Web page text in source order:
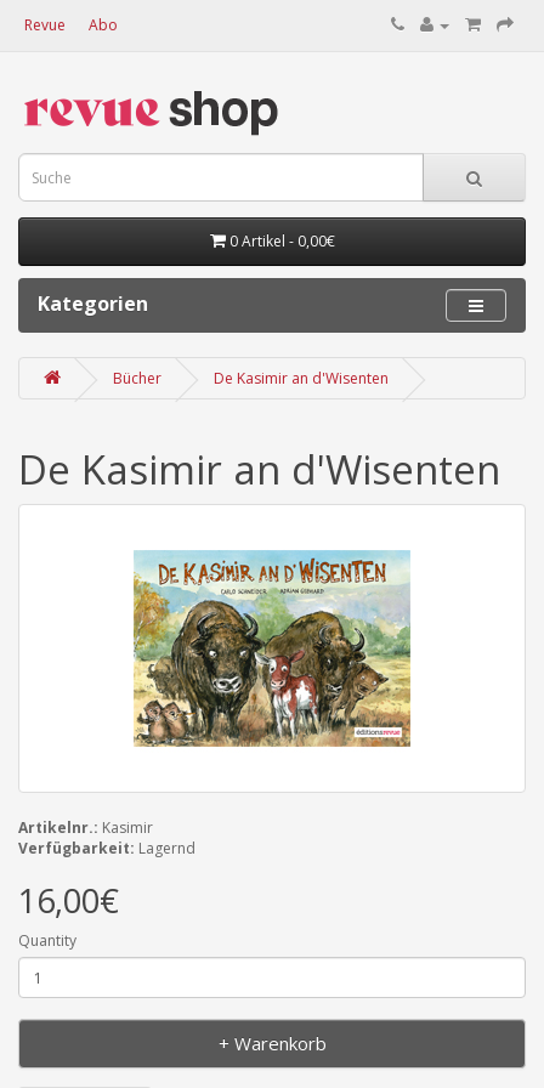
Revue Abo
0 Artikel - 0,00€
Kategorien
Bücher De Kasimir an d'Wisenten
De Kasimir an d'Wisenten
Artikelnr.: Kasimir
Verfügbarkeit: Lagernd
16,00€
Quantity
+ Warenkorb